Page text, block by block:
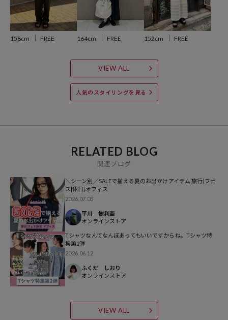
参考価格
6,996円（2026年5月8日時点）
【GOOD ROCK SPEED / グッドロックスピード】
古き良き時代をリスペクトしながらも、『イマ』を大切にする。
また、ロック・バンドやキャラクターなど世界中で愛されているポッ
プアイコンとのコラボレーションも積極的に行っています。
Tシャツにデニムにスニーカー。
いつの時代も愛される、STANDARDでFAVORITEなアイテムたち。
158cm FREE 164cm FREE 152cm FREE
VIEW ALL
人気のスタイリングを見る
RELATED BLOG
関連ブログ
＼シーン別／SALEで揃える夏のお出かけアイテム 旅行|フェ
ス|休日|オフィス
2026.07.03
平川 樹利亜
オンラインストア
Tシャツなんてなんぼあってもいいですからね。Tシャツ特
集第2弾
2026.06.12
ふくだ しおり
オンラインストア
VIEW ALL